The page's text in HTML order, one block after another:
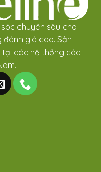
chuyên sâu cho
đánh giá cao. Sản
tại các hệ thống các